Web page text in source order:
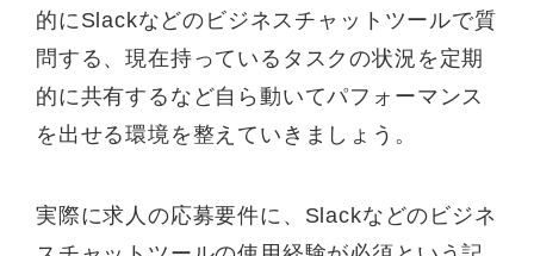
的にSlackなどのビジネスチャットツールで質
問する、現在持っているタスクの状況を定期
的に共有するなど自ら動いてパフォーマンス
を出せる環境を整えていきましょう。
実際に求人の応募要件に、Slackなどのビジネ